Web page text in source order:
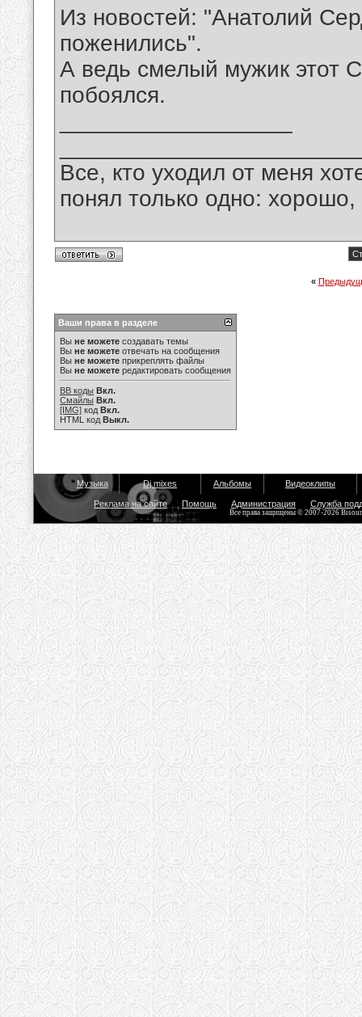
Из новостей: "Анатолий
поженились".
А ведь смелый мужик этот
побоялся.
Все, кто уходил от меня
понял только одно:
«
Ваши права в разделе
Вы не можете создавать темы
Вы не можете отвечать на сообщения
Вы не можете прикреплять файлы
Вы не можете редактировать сообщения
BB коды Вкл.
Смайлы Вкл.
[IMG] код Вкл.
HTML код Выкл.
Музыка Dj mixes Альбомы Видеоклипы
Реклама на сайте Помощь Администрация Служба
Все права защищены © 2007-2026